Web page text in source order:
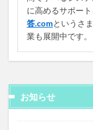
に高めるサポー
答.comというさ
業も展開中です。
お知らせ